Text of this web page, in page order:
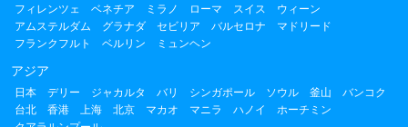
フィレンツェ
ベネチア ミラノ ローマ スイス
ウィーン
アムステルダム
グラナダ セビリア バルセロナ
マドリード
フランクフルト
ベルリン ミュンヘン
アジア
日本 デリー ジャカルタ バリ シンガポール ソウル 釜山
バンコク
台北
香港 上海 北京 マカオ マニラ ハノイ
ホーチミン